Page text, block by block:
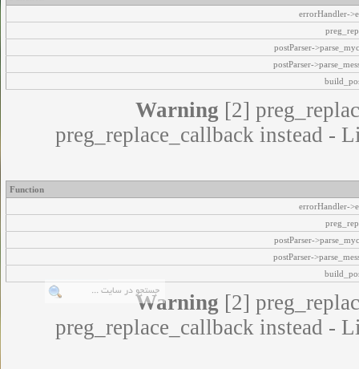
errorHandler-
postParser-
postParser-
Warning [2]
preg_replace_callback instead -
Function
errorHandler-
postParser-
postParser-
Warning [2]
preg_replace_callback instead -